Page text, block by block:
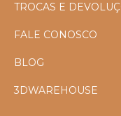
TROCAS E
FALE CONOSCO
BLOG
3DWAREHOUSE